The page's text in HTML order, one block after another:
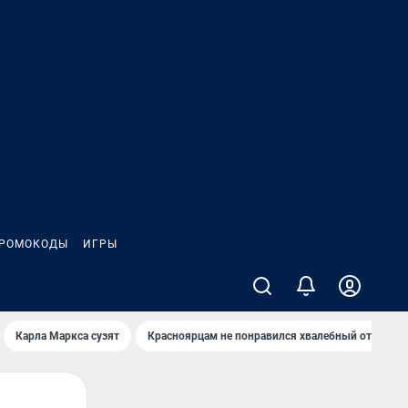
ИГРЫ
Карла Маркса сузят Красноярцам не понравился хвалебный отзыв о